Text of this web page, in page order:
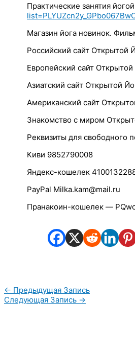
code into your webpage to
embed.
Embed
Copy and paste this HTML
code into your webpage to
embed.
Практические занятия
Магазин йога новинок.
Российский сайт Открытой
Европейский сайт Открытой
Азиатский сайт Открытой
Американский сайт
Знакомство с миром
Реквизиты для свободного
Киви 9852790008
Яндекс-кошелек
PayPal Milka.kam@mail.ru
Пранакоин-кошелек —
← Предыдущая Запись
Следующая Запись →